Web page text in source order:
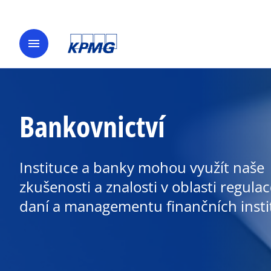
menu
Bankovnictví
Instituce a banky mohou využít naše
zkušenosti a znalosti v oblasti
daní a managementu finančních